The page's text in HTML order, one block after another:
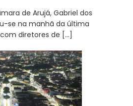
de Arujá, Gabriel dos
se na manhã da última
diretores de […]